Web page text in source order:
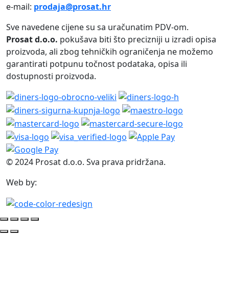
e-mail: prodaja@prosat.hr
Sve navedene cijene su sa uračunatim PDV-om.
Prosat d.o.o. pokušava biti što precizniji u izradi opisa
proizvoda, ali zbog tehničkih ograničenja ne možemo
garantirati potpunu točnost podataka, opisa ili
dostupnosti proizvoda.
© 2024 Prosat d.o.o. Sva prava pridržana.
Web by: